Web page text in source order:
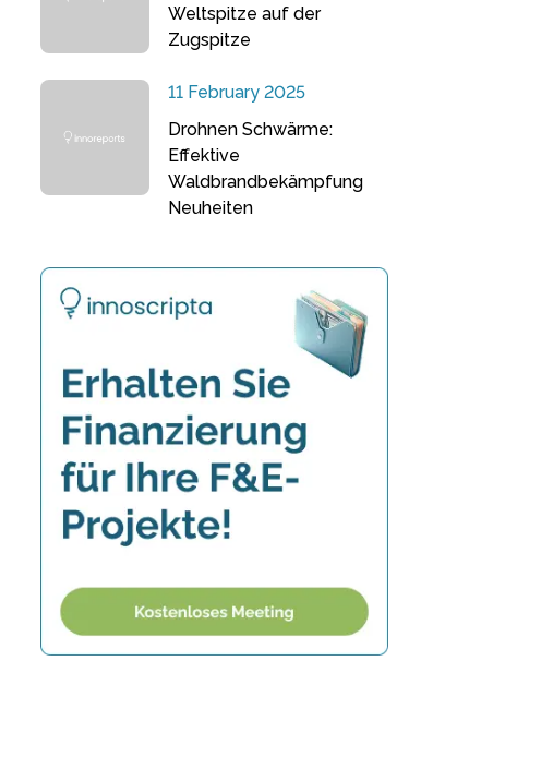
Weltspitze auf der
Zugspitze
11 February 2025
Drohnen Schwärme:
Effektive
Waldbrandbekämpfung
Neuheiten